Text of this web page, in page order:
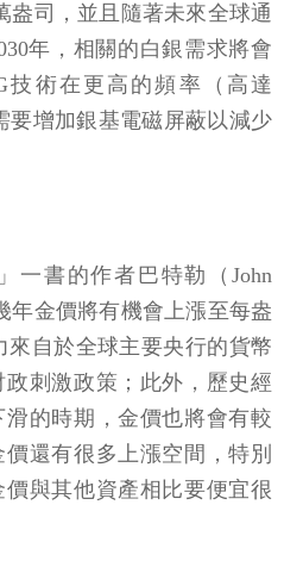
盎司，並且隨著未來全球通
年，相關的白銀需求將會
技術在更高的頻率（高達
要增加銀基電磁屏蔽以減少
」一書的作者巴特勒（John
年金價將有機會上漲至每盎
來自於全球主要央行的貨幣
刺激政策；此外，歷史經
的時期，金價也將會有較
還有很多上漲空間，特別
與其他資產相比要便宜很